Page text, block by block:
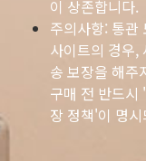
이 상존합니다.
주의사항: 통관
사이트의 경우,
송 보장을 해주
구매 전 반드시
장 정책'이 명